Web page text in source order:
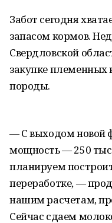
Забот сегодня
запасом кормов.
Свердловской
закупке племенных
породы.
— С выходом новой
мощность — 250
планируем
переработке, —
нашим расчетам,
Сейчас сдаем